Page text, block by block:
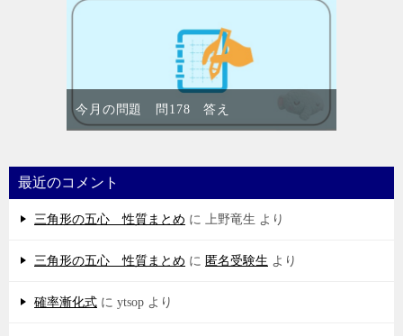
今月の問題 問178 答え
最近のコメント
三角形の五心 性質まとめ に 上野竜生 より
三角形の五心 性質まとめ に 匿名受験生 より
確率漸化式 に ytsop より